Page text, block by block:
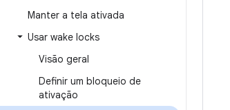
Manter a tela ativada
Usar wake locks
Visão geral
Definir um bloqueio de
ativação